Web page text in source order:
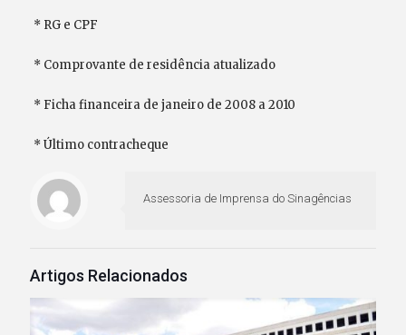
* RG e CPF
* Comprovante de residência atualizado
* Ficha financeira de janeiro de 2008 a 2010
* Último contracheque
Assessoria de Imprensa do Sinagências
Artigos Relacionados